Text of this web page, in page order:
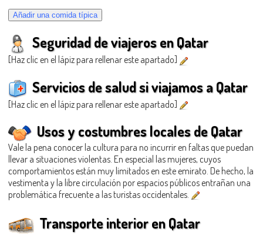
Seguridad de viajeros en Qatar
[Haz clic en el lápiz para rellenar este apartado]
Servicios de salud si viajamos a Qatar
[Haz clic en el lápiz para rellenar este apartado]
Usos y costumbres locales de Qatar
Vale la pena conocer la cultura para no incurrir en faltas que puedan
llevar a situaciones violentas. En especial las mujeres, cuyos
comportamientos están muy limitados en este emirato. De hecho, la
vestimenta y la libre circulación por espacios públicos entrañan una
problemática frecuente a las turistas occidentales.
Transporte interior en Qatar